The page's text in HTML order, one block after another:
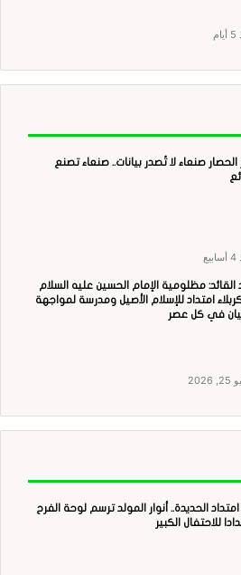
الحصار صنعاء لا تُصدر بيانات.. صنعاء تصنع
القائد: مظلومية الإمام الحسين عليه السلام
امتداد للإسلام الأصيل ومدرسة لمواجهة
في كل عصر
الحديدة.. أنوار المولد ترسم لوحة الفرح
للاحتفال الكبير